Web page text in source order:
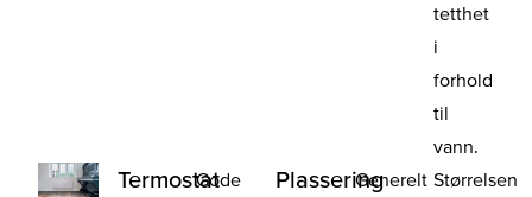
tetthet
i
forhold
til
vann.
TermostatGode
PlasseringGenerelt Størrelsen